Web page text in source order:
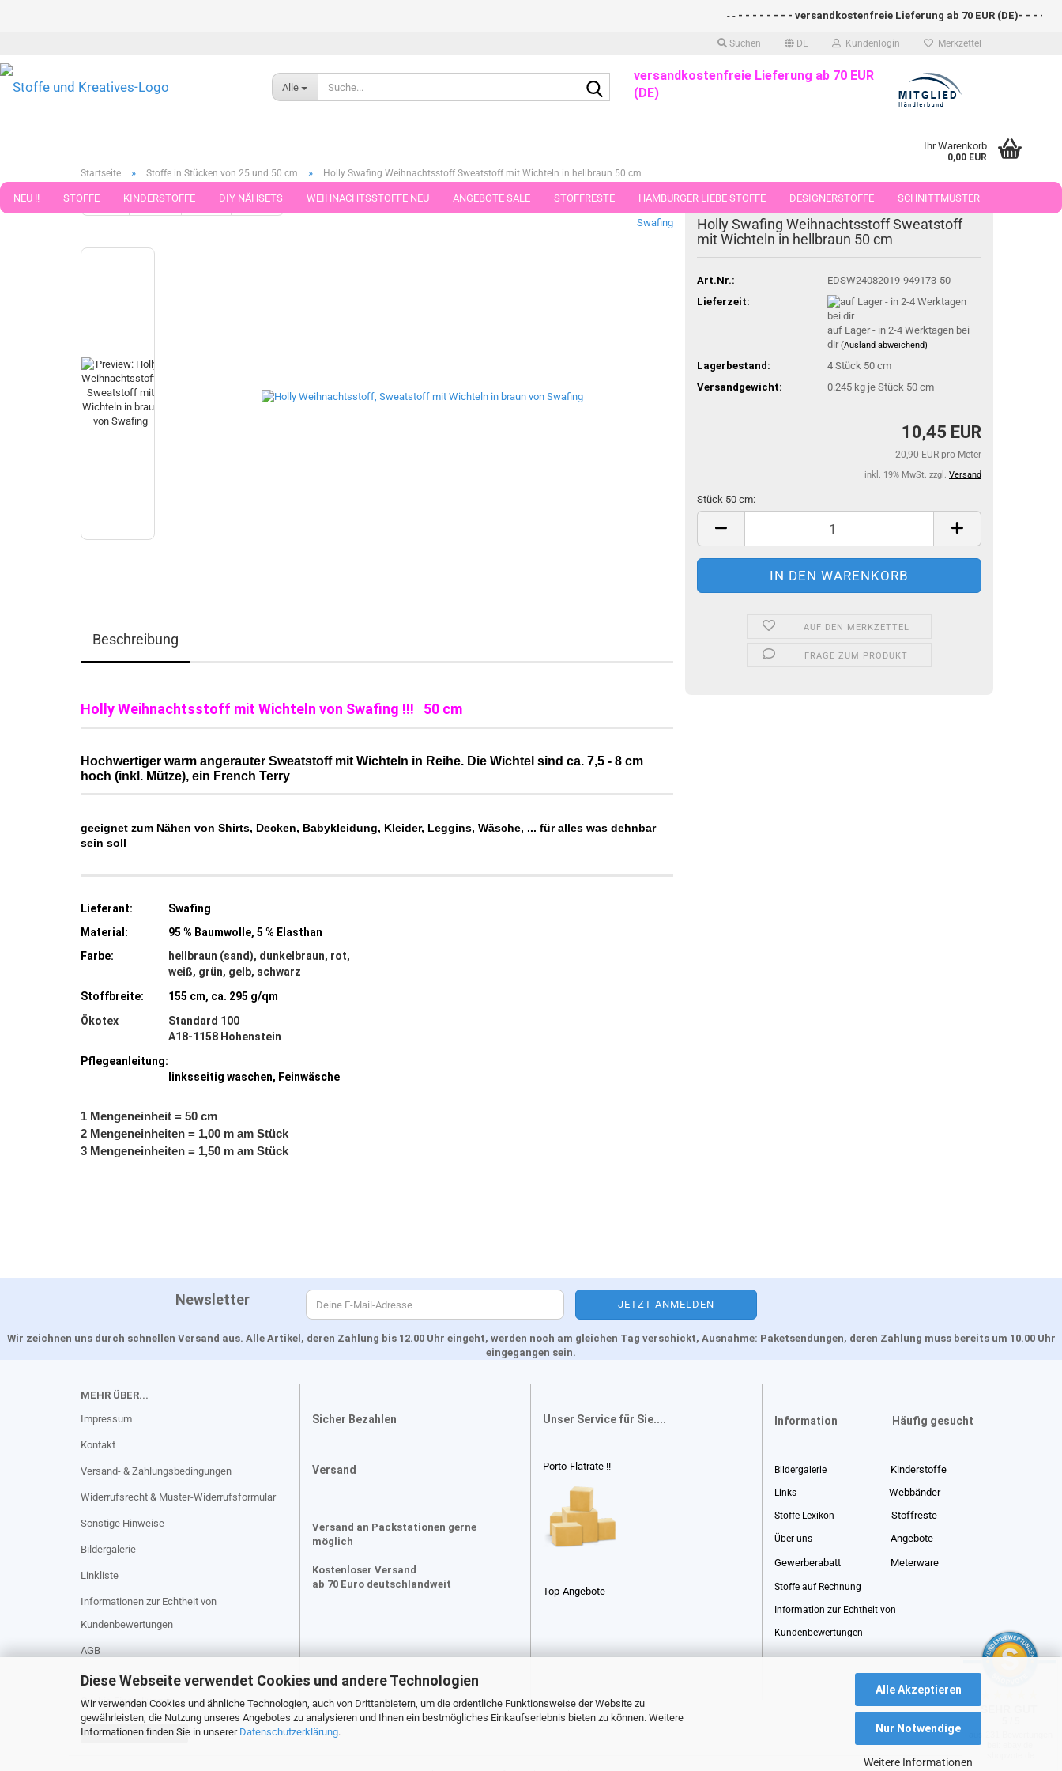
Diese Webseite verwendet Cookies und andere Technologien
Wir verwenden Cookies und ähnliche Technologien, auch von Drittanbietern, um die ordentliche Funktionsweise der Website zu
gewährleisten, die Nutzung unseres Angebotes zu analysieren und Ihnen ein bestmögliches Einkaufserlebnis bieten zu können. Weitere
Informationen finden Sie in unserer Datenschutzerklärung.
Alle Akzeptieren
Nur Notwendige
Weitere Informationen
Suchen DE Kundenlogin Merkzettel
- - - - - - - - versandkostenfreie Lieferung ab 70 EUR (DE)- - - - - -
Alle
Suche...versandkostenfreie Lieferung ab 70 EUR
(DE)
Ihr Warenkorb
0,00 EUR
NEU !! STOFFE KINDERSTOFFE DIY NÄHSETS WEIHNACHTSSTOFFE NEU ANGEBOTE SALE STOFFRESTE HAMBURGER LIEBE STOFFE DESIGNERSTOFFE SCHNITTMUSTER
STOFFE IN STÜCKEN VON 25 UND 50 CM
Startseite » Stoffe in Stücken von 25 und 50 cm » Holly Swafing Weihnachtsstoff Sweatstoff mit Wichteln in hellbraun 50 cm
« Erster « zurück weiter » Letzter »
Artikel in dieser Kategorie
Swafing
Holly Swafing Weihnachtsstoff Sweatstoff
mit Wichteln in hellbraun 50 cm
Art.Nr.:
EDSW24082019-949173-50
Lieferzeit:
auf Lager - in 2-4 Werktagen bei
dir(Ausland abweichend)
Lagerbestand: 4 Stück 50 cm
Versandgewicht:
0.245 kg je Stück 50 cm
10,45 EUR
20,90 EUR pro Meter
inkl. 19% MwSt. zzgl. Versand
Stück 50 cm:
Stück
AUF DEN MERKZETTEL
FRAGE ZUM PRODUKT
Beschreibung
Holly Weihnachtsstoff mit Wichteln von Swafing !!! 50 cm
Hochwertiger warm angerauter Sweatstoff mit Wichteln in Reihe. Die Wichtel sind ca. 7,5 - 8 cm
hoch (inkl. Mütze), ein French Terry
geeignet zum Nähen von Shirts, Decken, Babykleidung, Kleider, Leggins, Wäsche, ... für alles was dehnbar
sein soll
Lieferant:
Swafing
Material:
95 % Baumwolle, 5 % Elasthan
Farbe:
hellbraun (sand), dunkelbraun, rot,
weiß, grün, gelb, schwarz
Stoffbreite:
155 cm, ca. 295 g/qm
Ökotex
Standard 100
A18-1158 Hohenstein
Pflegeanleitung:
linksseitig waschen, Feinwäsche
1 Mengeneinheit = 50 cm
2 Mengeneinheiten = 1,00 m am Stück
3 Mengeneinheiten = 1,50 m am Stück
Newsletter
Wir zeichnen uns durch schnellen Versand aus. Alle Artikel, deren Zahlung bis 12.00 Uhr eingeht, werden noch am gleichen Tag verschickt, Ausnahme: Paketsendungen, deren Zahlung muss bereits um 10.00 Uhr
eingegangen sein.
MEHR ÜBER...
Impressum
Kontakt
Versand- & Zahlungsbedingungen
Widerrufsrecht & Muster-Widerrufsformular
Sonstige Hinweise
Bildergalerie
Linkliste
Informationen zur Echtheit von
Kundenbewertungen
AGB
Privatsphäre und Datenschutz
Cookie Einstellungen
Sicher Bezahlen
Versand
Versand an Packstationen gerne
möglich
Kostenloser Versand
ab 70 Euro deutschlandweit
Unser Service für Sie....
Porto-Flatrate !!
Top-Angebote
Information Häufig gesucht
Bildergalerie Kinderstoffe
Links Webbänder
Stoffe Lexikon Stoffreste
Über uns Angebote
Gewerberabatt Meterware
Stoffe auf Rechnung
Information zur Echtheit von
Kundenbewertungen
Vertrag widerrufen
SEHR GUT